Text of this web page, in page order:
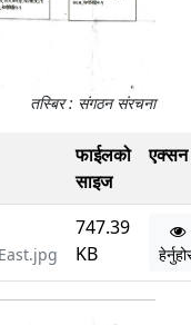
तस्बिर : संगठन संरचना
फाईलको
साइज
एक्सन
747.39
KB